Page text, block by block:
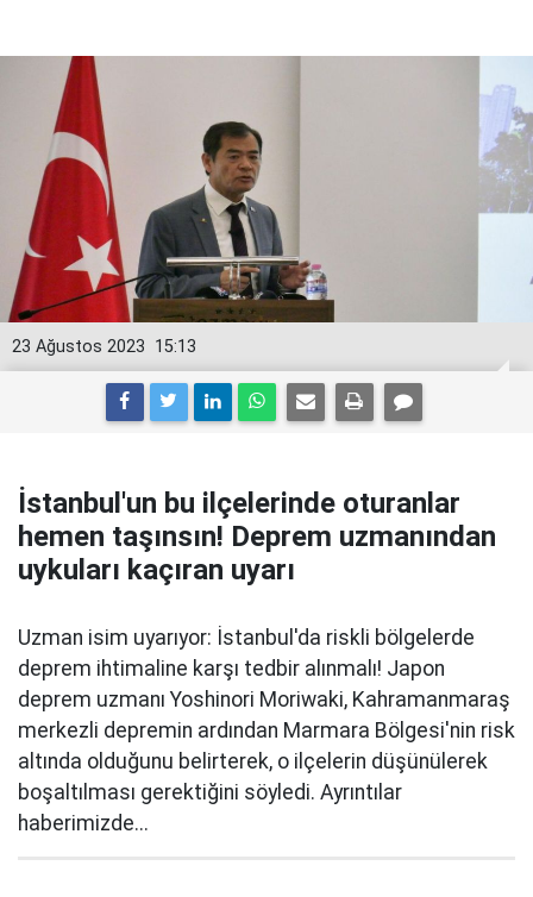
15:13
23 Ağustos 2023
İstanbul'un bu ilçelerinde oturanlar
hemen taşınsın! Deprem uzmanından
uykuları kaçıran uyarı
Uzman isim uyarıyor: İstanbul'da riskli bölgelerde
deprem ihtimaline karşı tedbir alınmalı! Japon
deprem uzmanı Yoshinori Moriwaki, Kahramanmaraş
merkezli depremin ardından Marmara Bölgesi'nin risk
altında olduğunu belirterek, o ilçelerin düşünülerek
boşaltılması gerektiğini söyledi. Ayrıntılar
haberimizde...